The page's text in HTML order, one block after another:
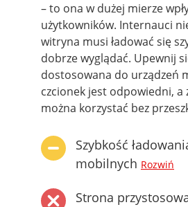
– to ona w dużej mierze
użytkowników. Internauci
witryna musi ładować się
dobrze wyglądać. Upewnij
dostosowana do urządzeń
czcionek jest odpowiedni,
można korzystać bez
Szybkość
mobilnych Rozwiń
Strona